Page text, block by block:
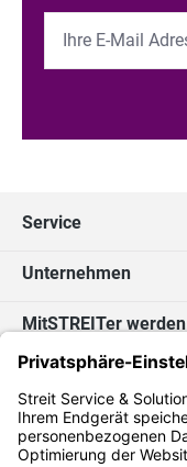
Service
Unternehmen
MitSTREITer werden
Kontakt
Social Media